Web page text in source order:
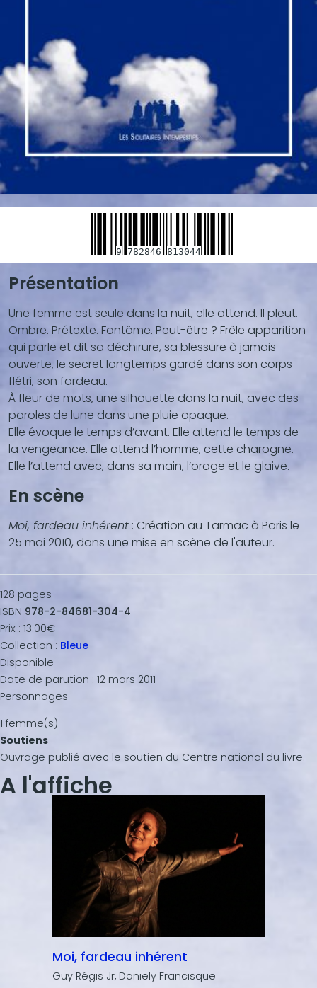
9 782846 813044
Blocs
contenu
(texte,
vidéo,
...)
Présentation
Une femme est seule dans la nuit‚ elle attend. Il pleut.
Ombre. Prétexte. Fantôme. Peut-être ? Frêle apparition
qui parle et dit sa déchirure, sa blessure à jamais
ouverte‚ le secret longtemps gardé dans son corps
flétri‚ son fardeau.
À fleur de mots‚ une silhouette dans la nuit‚ avec des
paroles de lune dans une pluie opaque.
Elle évoque le temps d’avant. Elle attend le temps de
la vengeance. Elle attend l’homme‚ cette charogne.
Elle l’attend avec‚ dans sa main‚ l’orage et le glaive.
En scène
Moi, fardeau inhérent : Création au Tarmac à Paris le
25 mai 2010, dans une mise en scène de l'auteur.
128 pages
ISBN 978-2-84681-304-4
Prix : 13.00€
Collection : Bleue
Disponible
Date de parution : 12 mars 2011
Personnages
1 femme(s)
Soutiens
Ouvrage publié avec le soutien du Centre national du livre.
A l'affiche
Moi, fardeau inhérent
Guy Régis Jr, Daniely Francisque